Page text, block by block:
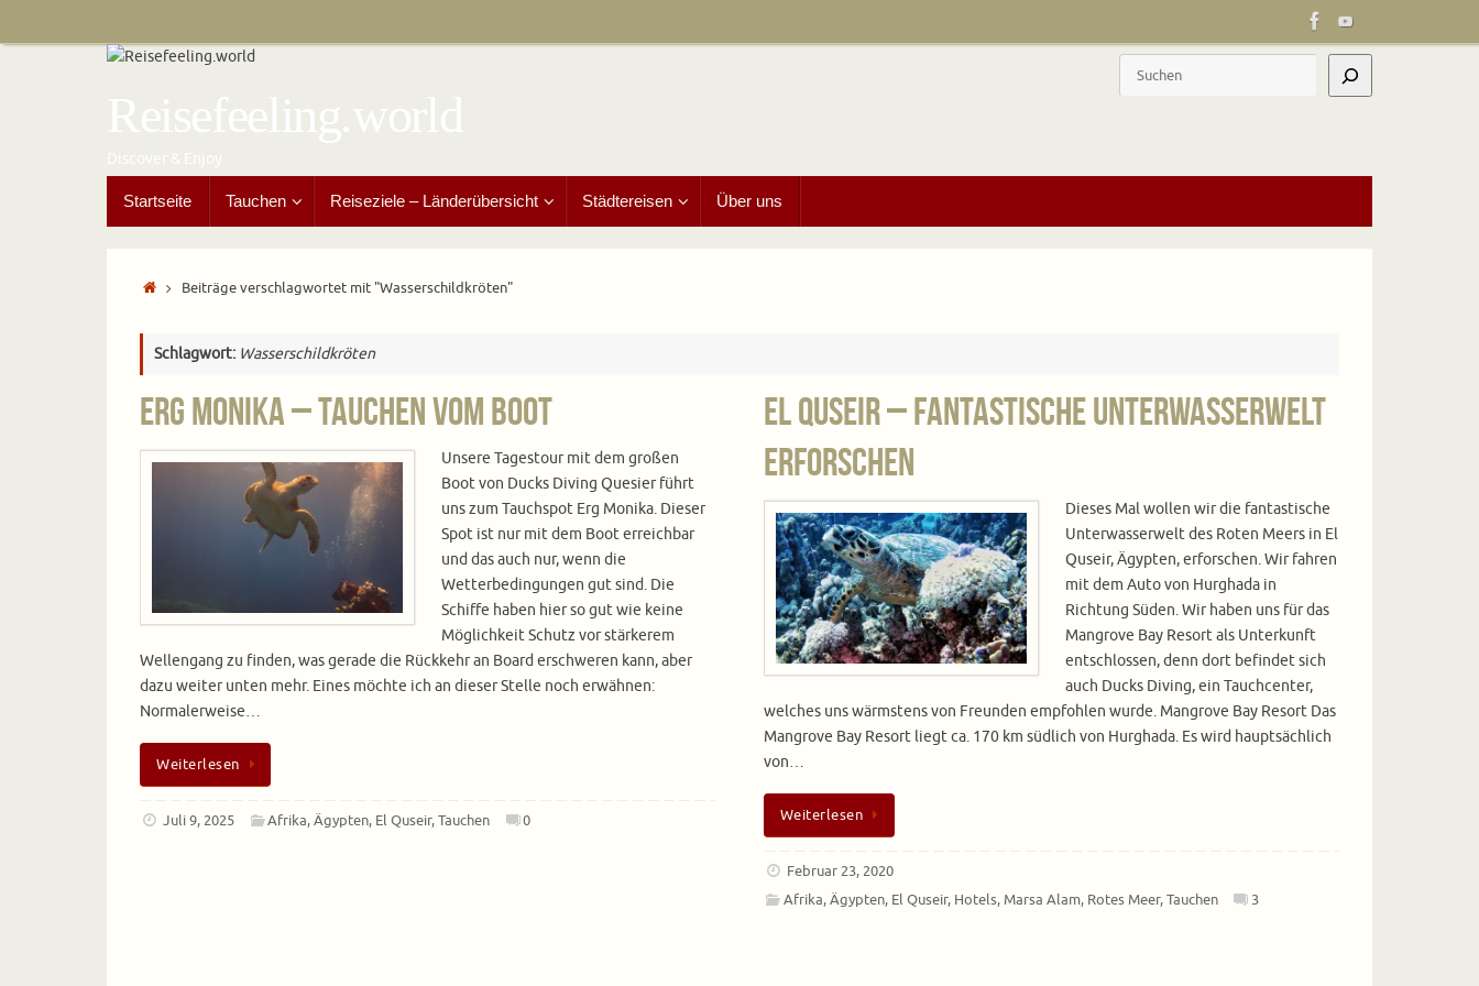
Reisefeeling.world
Discover & Enjoy
Suchen
Inhalt
springen
Startseite Tauchen Reiseziele – Länderübersicht Städtereisen Über uns
StartBeiträge verschlagwortet mit "Wasserschildkröten"
Schlagwort: Wasserschildkröten
Erg Monika – Tauchen vom Boot
Unsere Tagestour mit dem großen
Boot von Ducks Diving Quesier führt
uns zum Tauchspot Erg Monika. Dieser
Spot ist nur mit dem Boot erreichbar
und das auch nur, wenn die
Wetterbedingungen gut sind. Die
Schiffe haben hier so gut wie keine
Möglichkeit Schutz vor stärkerem
Wellengang zu finden, was gerade die Rückkehr an Board erschweren kann, aber
dazu weiter unten mehr. Eines möchte ich an dieser Stelle noch erwähnen:
Normalerweise…
Weiterlesen
Juli 9, 2025 Afrika,Ägypten, El Quseir,Tauchen 0
El Quseir – Fantastische Unterwasserwelt
erforschen
Dieses Mal wollen wir die fantastische
Unterwasserwelt des Roten Meers in El
Quseir, Ägypten, erforschen. Wir fahren
mit dem Auto von Hurghada in
Richtung Süden. Wir haben uns für das
Mangrove Bay Resort als Unterkunft
entschlossen, denn dort befindet sich
auch Ducks Diving, ein Tauchcenter,
welches uns wärmstens von Freunden empfohlen wurde. Mangrove Bay Resort Das
Mangrove Bay Resort liegt ca. 170 km südlich von Hurghada. Es wird hauptsächlich
von…
Weiterlesen
Februar 23, 2020
Afrika,Ägypten, El Quseir, Hotels, Marsa Alam, Rotes Meer,Tauchen 3